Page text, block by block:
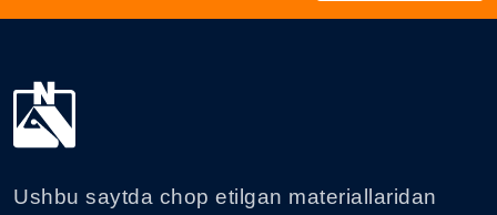
Ushbu saytda chop etilgan materiallaridan